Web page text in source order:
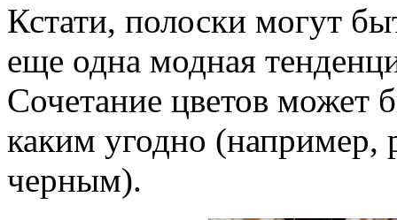
Кстати, полоски могут
еще одна модная
Сочетание цветов может
каким угодно (например,
черным).